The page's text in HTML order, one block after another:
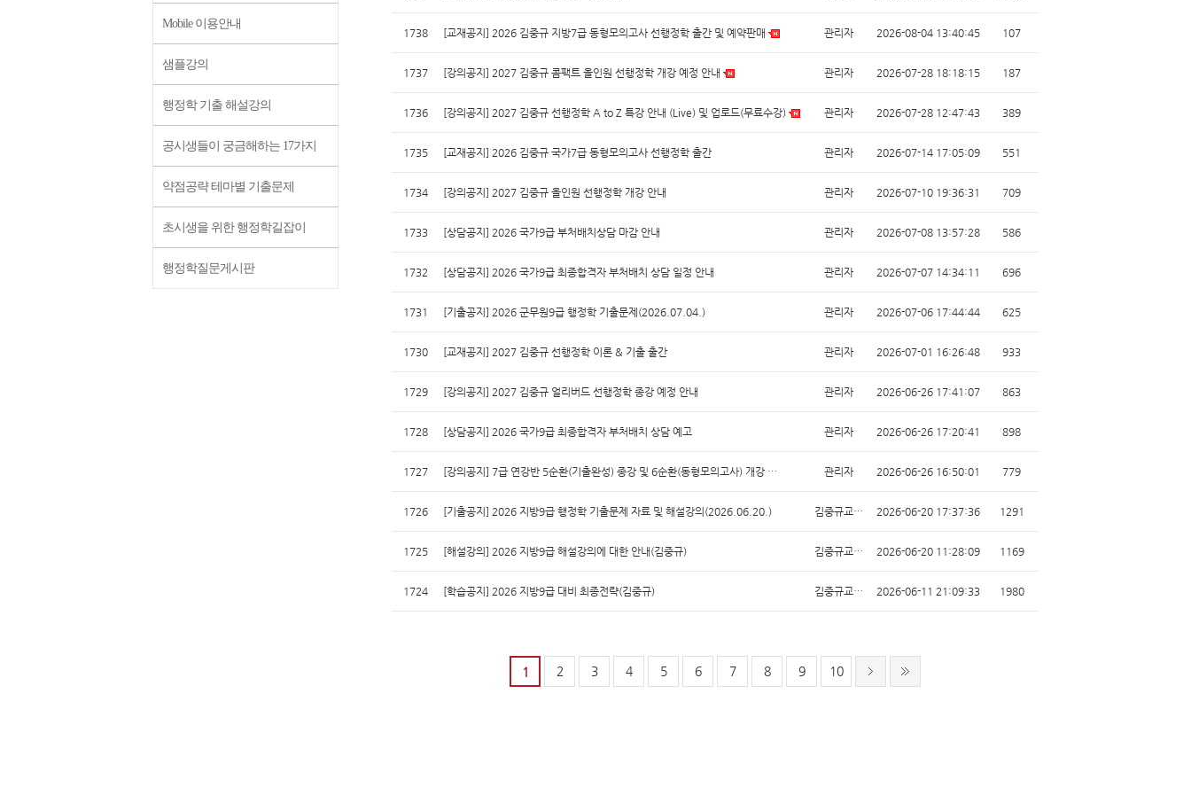
Mobile 이용안내
샘플강의
행정학 기출 해설강의
공시생들이 궁금해하는 17가지
약점공략 테마별 기출문제
초시생을 위한 행정학길잡이
행정학질문게시판
1738 [교재공지] 2026 김중규 지방7급 동형모의고사 선행정학 출간 및 예약판매 관리자 2026-08-04 13:40:45 107
1737 [강의공지] 2027 김중규 콤팩트 올인원 선행정학 개강 예정 안내 관리자 2026-07-28 18:18:15 187
1736 [강의공지] 2027 김중규 선행정학 A to Z 특강 안내 (Live) 및 업로드(무료수강) 관리자 2026-07-28 12:47:43 389
1735 [교재공지] 2026 김중규 국가7급 동형모의고사 선행정학 출간 관리자 2026-07-14 17:05:09 551
1734 [강의공지] 2027 김중규 올인원 선행정학 개강 안내 관리자 2026-07-10 19:36:31 709
1733 [상담공지] 2026 국가9급 부처배치상담 마감 안내 관리자 2026-07-08 13:57:28 586
1732 [상담공지] 2026 국가9급 최종합격자 부처배치 상담 일정 안내 관리자 2026-07-07 14:34:11 696
1731 [기출공지] 2026 군무원9급 행정학 기출문제(2026.07.04.) 관리자 2026-07-06 17:44:44 625
1730 [교재공지] 2027 김중규 선행정학 이론 & 기출 출간 관리자 2026-07-01 16:26:48 933
1729 [강의공지] 2027 김중규 얼리버드 선행정학 종강 예정 안내 관리자 2026-06-26 17:41:07 863
1728 [상담공지] 2026 국가9급 최종합격자 부처배치 상담 예고 관리자 2026-06-26 17:20:41 898
1727 [강의공지] 7급 연강반 5순환(기출완성) 종강 및 6순환(동형모의고사) 개강 … 관리자 2026-06-26 16:50:01 779
1726 [기출공지] 2026 지방9급 행정학 기출문제 자료 및 해설강의(2026.06.20.) 김중규교… 2026-06-20 17:37:36 1291
1725 [해설강의] 2026 지방9급 해설강의에 대한 안내(김중규) 김중규교… 2026-06-20 11:28:09 1169
1724 [학습공지] 2026 지방9급 대비 최종전략(김중규) 김중규교… 2026-06-11 21:09:33 1980
1 2 3 4 5 6 7 8 9 10